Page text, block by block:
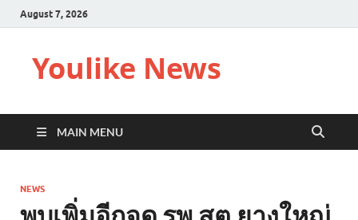
August 7, 2026
Youlike News
MAIN MENU
NEWS